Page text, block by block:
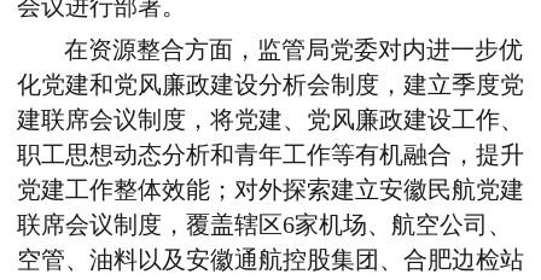
会议进行部署。
在资源整合方面，监管局党委对内进一步优
化党建和党风廉政建设分析会制度，建立季度党
建联席会议制度，将党建、党风廉政建设工作、
职工思想动态分析和青年工作等有机融合，提升
党建工作整体效能；对外探索建立安徽民航党建
联席会议制度，覆盖辖区6家机场、航空公司、
空管、油料以及安徽通航控股集团、合肥边检站